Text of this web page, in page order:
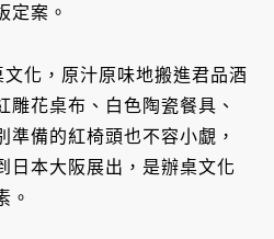
定案。
化，原汁原味地搬進君品酒
雕花桌布、白色陶瓷餐具、
準備的紅椅頭也不容小覷，
日本大阪展出，是辦桌文化
。